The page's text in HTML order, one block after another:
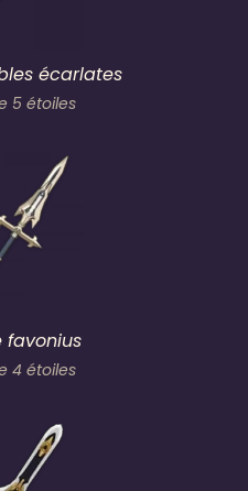
écarlates
5 étoiles
favonius
4 étoiles